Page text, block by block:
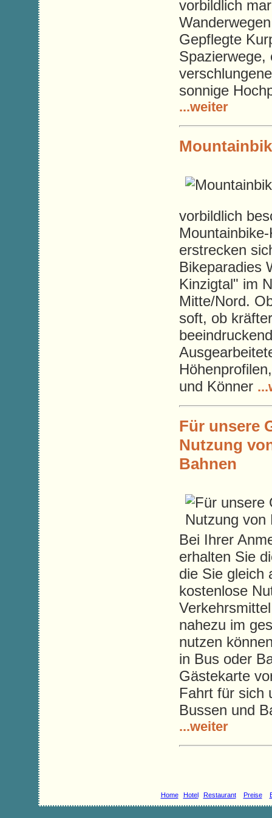
vorbildlich
Gepflegte
Spazierwege,
sonnige
...weiter
vorbildlich
erstrecken
Bikeparadies
Kinzigtal" im
Mitte/Nord.
soft, ob
und Könner
Für unsere
Nutzung
Bahnen
Bei Ihrer
erhalten Sie
die Sie gleich
kostenlose
nahezu im
nutzen
in Bus oder
Gästekarte
Fahrt für sich
Bussen und
...weiter
Home Hotel Restaurant Preise